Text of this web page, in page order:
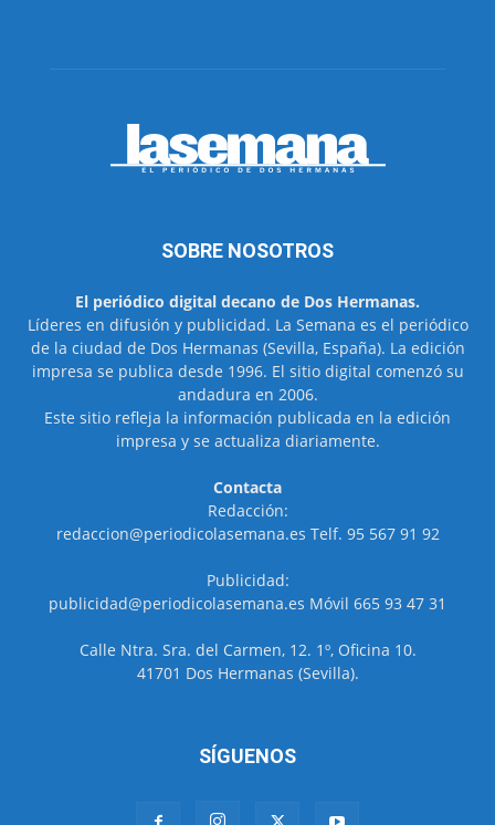
SOBRE NOSOTROS
El periódico digital decano de Dos Hermanas.
Líderes en difusión y publicidad. La Semana es el periódico
de la ciudad de Dos Hermanas (Sevilla, España). La edición
impresa se publica desde 1996. El sitio digital comenzó su
andadura en 2006.
Este sitio refleja la información publicada en la edición
impresa y se actualiza diariamente.
Contacta
Redacción:
redaccion@periodicolasemana.es Telf. 95 567 91 92
Publicidad:
publicidad@periodicolasemana.es Móvil 665 93 47 31
Calle Ntra. Sra. del Carmen, 12. 1º, Oficina 10.
41701 Dos Hermanas (Sevilla).
SÍGUENOS